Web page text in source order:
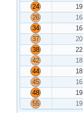
24
19
26
16
34
16
37
20
38
22
42
18
44
18
45
16
48
19
55
19